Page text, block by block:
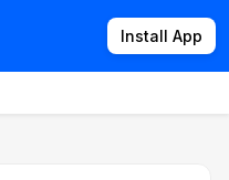
Install App